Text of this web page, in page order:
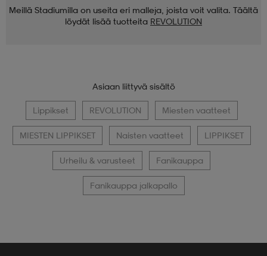
Meillä Stadiumilla on useita eri malleja, joista voit valita. Täältä
löydät lisää tuotteita REVOLUTION
Asiaan liittyvä sisältö
Lippikset REVOLUTION Miesten vaatteet
MIESTEN LIPPIKSET Naisten vaatteet LIPPIKSET
Urheilu & varusteet Fanikauppa
Fanikauppa jalkapallo